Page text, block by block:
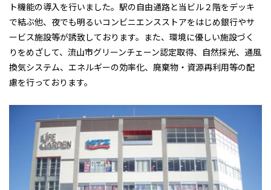
ト機能の導入を行いました。駅の自由通路と当ビル２階をデッキ
で結ぶ他、夜でも明るいコンビニエンスストアをはじめ銀行やサ
ービス施設等が誘致しております。 また、環境に優しい施設づく
りをめざして、流山市グリーンチェーン認定取得、自然採光、通風
換気システム、エネルギーの効率化、廃棄物・資源再利用等の配
慮を行っております。